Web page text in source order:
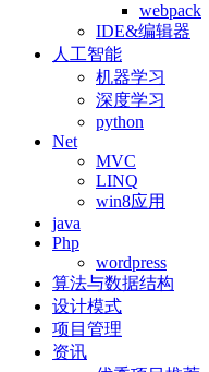
webpack
IDE&编辑器
人工智能
机器学习
深度学习
python
Net
MVC
LINQ
win8应用
java
Php
wordpress
算法与数据结构
设计模式
项目管理
资讯